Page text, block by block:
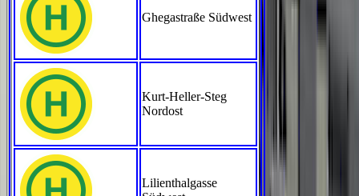
Ghegastraße Südwest
Kurt-Heller-Steg
Nordost
Lilienthalgasse